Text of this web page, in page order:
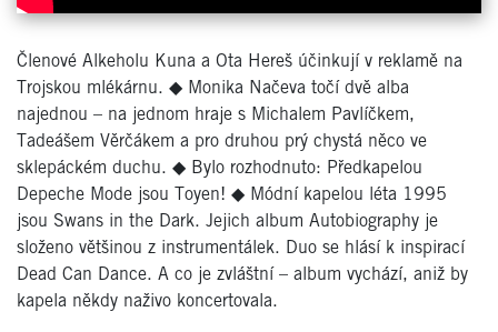
Členové Alkeholu Kuna a Ota Hereš účinkují v reklamě na
Trojskou mlékárnu. ◆ Monika Načeva točí dvě alba
najednou – na jednom hraje s Michalem Pavlíčkem,
Tadeášem Věrčákem a pro druhou prý chystá něco ve
sklepáckém duchu. ◆ Bylo rozhodnuto: Předkapelou
Depeche Mode jsou Toyen! ◆ Módní kapelou léta 1995
jsou Swans in the Dark. Jejich album Autobiography je
složeno většinou z instrumentálek. Duo se hlásí k inspirací
Dead Can Dance. A co je zvláštní – album vychází, aniž by
kapela někdy naživo koncertovala.